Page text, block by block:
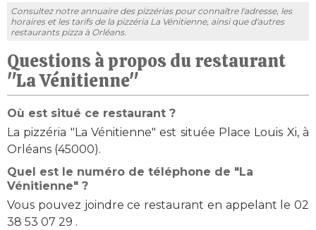
Consultez notre annuaire des pizzérias pour connaître l'adresse, les
horaires et les tarifs de la pizzéria La Vénitienne, ainsi que d'autres
restaurants pizza à Orléans.
Questions à propos du restaurant
"La Vénitienne"
Où est situé ce restaurant ?
La pizzéria "La Vénitienne" est située Place Louis Xi, à
Orléans (45000).
Quel est le numéro de téléphone de "La
Vénitienne" ?
Vous pouvez joindre ce restaurant en appelant le 02
38 53 07 29 .